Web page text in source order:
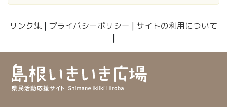
リンク集 | プライバシーポリシー | サイトの利用について
|